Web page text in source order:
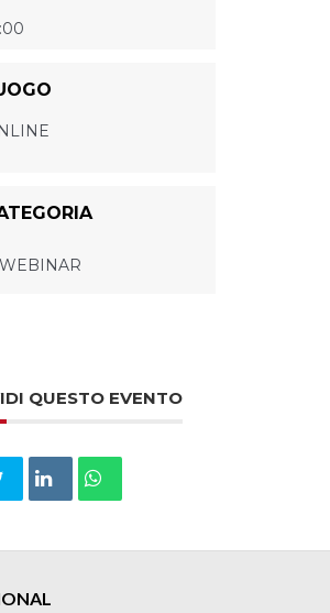
WEBINAR
QUESTO EVENTO